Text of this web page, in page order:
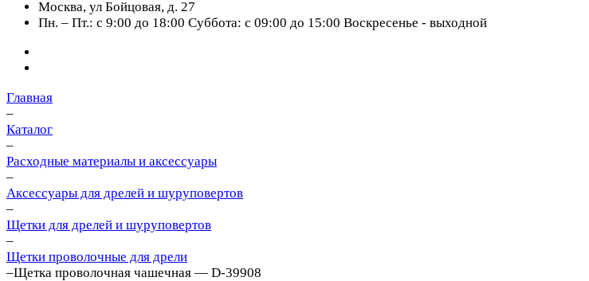
Москва, ул Бойцовая, д. 27
Пн. – Пт.: с 9:00 до 18:00 Суббота: с 09:00 до 15:00 Воскресенье - выходной
Главная
–
Каталог
–
Расходные материалы и аксессуары
–
Аксессуары для дрелей и шуруповертов
–
Щетки для дрелей и шуруповертов
–
Щетки проволочные для дрели
–Щетка проволочная чашечная — D-39908